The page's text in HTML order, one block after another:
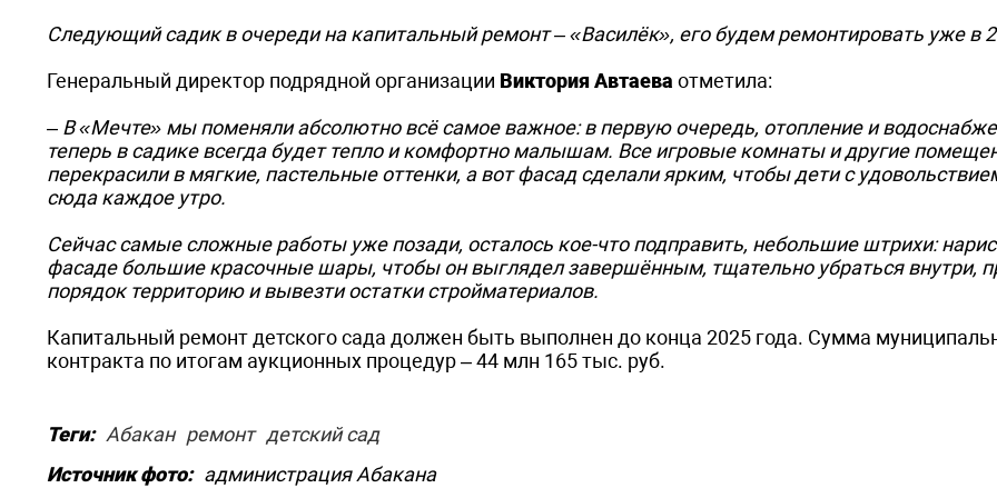
Следующий садик в очереди на капитальный ремонт – «Василёк», его будем ремонтировать уже в
Генеральный директор подрядной организации Виктория Автаева отметила:
– В «Мечте» мы поменяли абсолютно всё самое важное: в первую очередь, отопление и
теперь в садике всегда будет тепло и комфортно малышам. Все игровые комнаты и другие
перекрасили в мягкие, пастельные оттенки, а вот фасад сделали ярким, чтобы дети с
сюда каждое утро.
Сейчас самые сложные работы уже позади, осталось кое-что подправить, небольшие штрихи:
фасаде большие красочные шары, чтобы он выглядел завершённым, тщательно убраться внутри,
порядок территорию и вывезти остатки стройматериалов.
Капитальный ремонт детского сада должен быть выполнен до конца 2025 года. Сумма
контракта по итогам аукционных процедур – 44 млн 165 тыс. руб.
Теги: Абакан ремонт детский сад
Источник фото: администрация Абакана